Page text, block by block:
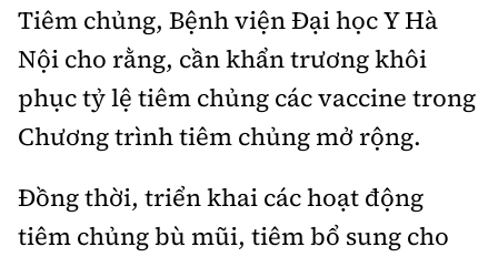
Tiêm chủng, Bệnh viện Đại học Y Hà
Nội cho rằng, cần khẩn trương khôi
phục tỷ lệ tiêm chủng các vaccine trong
Chương trình tiêm chủng mở rộng.
Đồng thời, triển khai các hoạt động
tiêm chủng bù mũi, tiêm bổ sung cho